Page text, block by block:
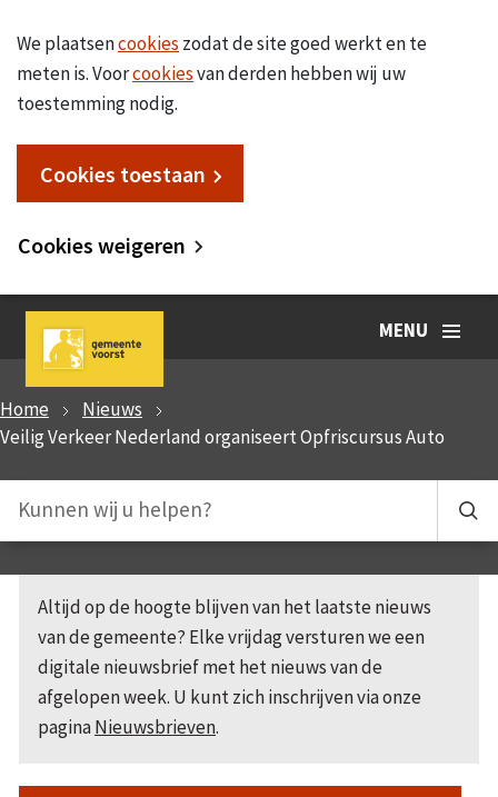
We plaatsencookies zodat de site goed werkt en te
meten is. Voorcookiesvan derden hebben wij uw
toestemming nodig.
Cookies toestaan
Cookies weigeren
MENU
Home
Nieuws
Veilig Verkeer Nederland organiseert Opfriscursus Auto
Altijd op de hoogte blijven van het laatste nieuws
van de gemeente? Elke vrijdag versturen we een
digitale nieuwsbrief met het nieuws van de
afgelopen week. U kunt zich inschrijven via onze
paginaNieuwsbrieven.